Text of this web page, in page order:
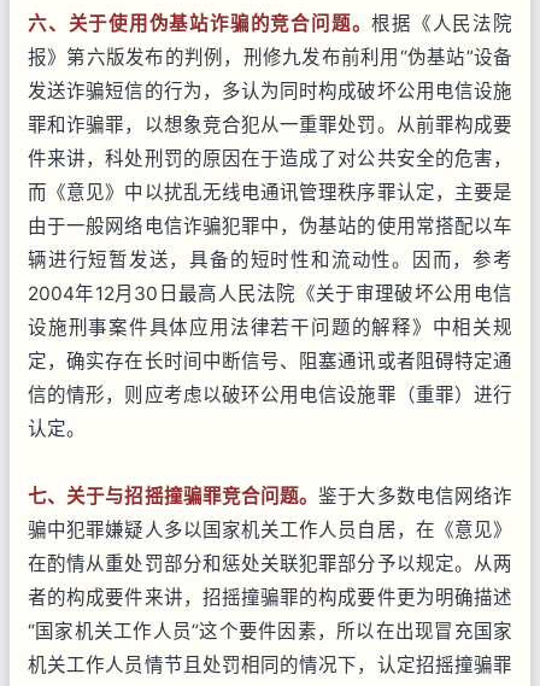
六、关于使用伪基站诈骗的竞合问题。根据《人民法院
报》第六版发布的判例，刑修九发布前利用“伪基站”设备
发送诈骗短信的行为，多认为同时构成破坏公用电信设施
罪和诈骗罪，以想象竞合犯从一重罪处罚。从前罪构成要
件来讲，科处刑罚的原因在于造成了对公共安全的危害，
而《意见》中以扰乱无线电通讯管理秩序罪认定，主要是
由于一般网络电信诈骗犯罪中，伪基站的使用常搭配以车
辆进行短暂发送，具备的短时性和流动性。因而，参考
2004年12月30日最高人民法院《关于审理破坏公用电信
设施刑事案件具体应用法律若干问题的解释》中相关规
定，确实存在长时间中断信号、阻塞通讯或者阻碍特定通
信的情形，则应考虑以破环公用电信设施罪（重罪）进行
认定。
七、关于与招摇撞骗罪竞合问题。鉴于大多数电信网络诈
骗中犯罪嫌疑人多以国家机关工作人员自居，在《意见》
在酌情从重处罚部分和惩处关联犯罪部分予以规定。从两
者的构成要件来讲，招摇撞骗罪的构成要件更为明确描述
“国家机关工作人员”这个要件因素，所以在出现冒充国家
机关工作人员情节且处罚相同的情况下，认定招摇撞骗罪